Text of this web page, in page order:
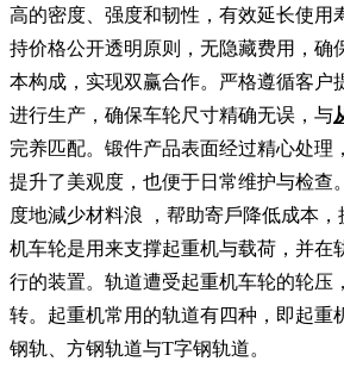
高的密度、强度和韧性，有效延长使用
持价格公开透明原则，无隐藏费用，确
本构成，实现双赢合作。严格遵循客户
进行生产，确保车轮尺寸精确无误，与
完养匹配。锻件产品表面经过精心处理
提升了美观度，也便于日常维护与检查
度地減少材料浪 ，帮助寄戶降低成本
机车轮是用来支撑起重机与载荷，并在
行的装置。轨道遭受起重机车轮的轮压
转。起重机常用的轨道有四种，即起重
钢轨、方钢轨道与T字钢轨道。